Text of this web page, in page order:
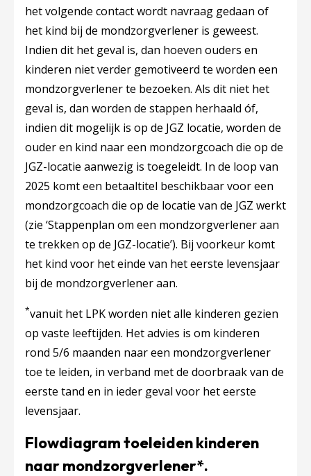
het volgende contact wordt navraag gedaan of
het kind bij de mondzorgverlener is geweest.
Indien dit het geval is, dan hoeven ouders en
kinderen niet verder gemotiveerd te worden een
mondzorgverlener te bezoeken. Als dit niet het
geval is, dan worden de stappen herhaald óf,
indien dit mogelijk is op de JGZ locatie, worden de
ouder en kind naar een mondzorgcoach die op de
JGZ-locatie aanwezig is toegeleidt. In de loop van
2025 komt een betaaltitel beschikbaar voor een
mondzorgcoach die op de locatie van de JGZ werkt
(zie ‘Stappenplan om een mondzorgverlener aan
te trekken op de JGZ-locatie’). Bij voorkeur komt
het kind voor het einde van het eerste levensjaar
bij de mondzorgverlener aan.
*vanuit het LPK worden niet alle kinderen gezien
op vaste leeftijden. Het advies is om kinderen
rond 5/6 maanden naar een mondzorgverlener
toe te leiden, in verband met de doorbraak van de
eerste tand en in ieder geval voor het eerste
levensjaar.
Flowdiagram toeleiden kinderen
naar mondzorgverlener*.